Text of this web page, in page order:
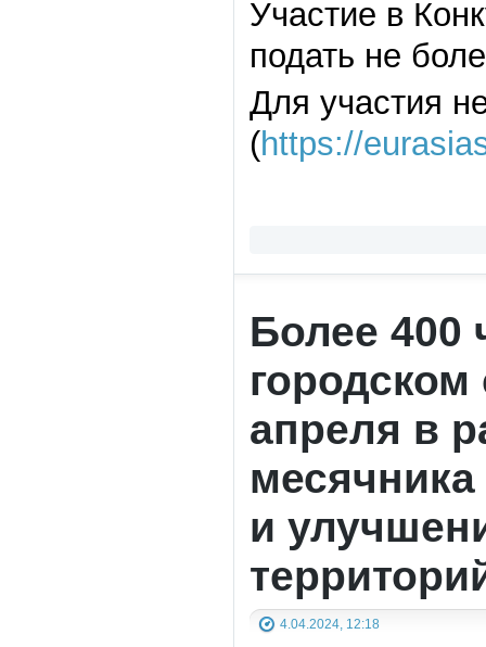
Участие в
подать не
Для участия
(https://
Более 400
апреля в
и
4.04.2024, 12:18